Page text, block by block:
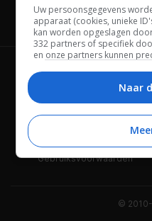
Channels
Wie is FWD
Adverteren
Gebruiksvoorwaarden
©
Uw persoonsgegevens
apparaat (cookies, unieke
kan worden opgeslagen
332 partners of specifiek
en onze partners kunnen
Bepaalde leveranciers
beheren. Zoek onderaan
een link om uw
privacy- en cookie-instellingen.
Naar